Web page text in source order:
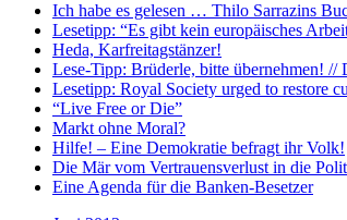
Ich habe es gelesen … Thilo Sarrazins
Lesetipp: “Es gibt kein europäisches
Heda, Karfreitagstänzer!
Lese-Tipp: Brüderle, bitte übernehmen!
Lesetipp: Royal Society urged to restore
“Live Free or Die”
Markt ohne Moral?
Hilfe! – Eine Demokratie befragt ihr Volk!
Die Mär vom Vertrauensverlust in die
Eine Agenda für die Banken-Besetzer